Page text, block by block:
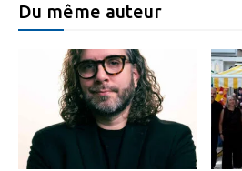
Du même auteur